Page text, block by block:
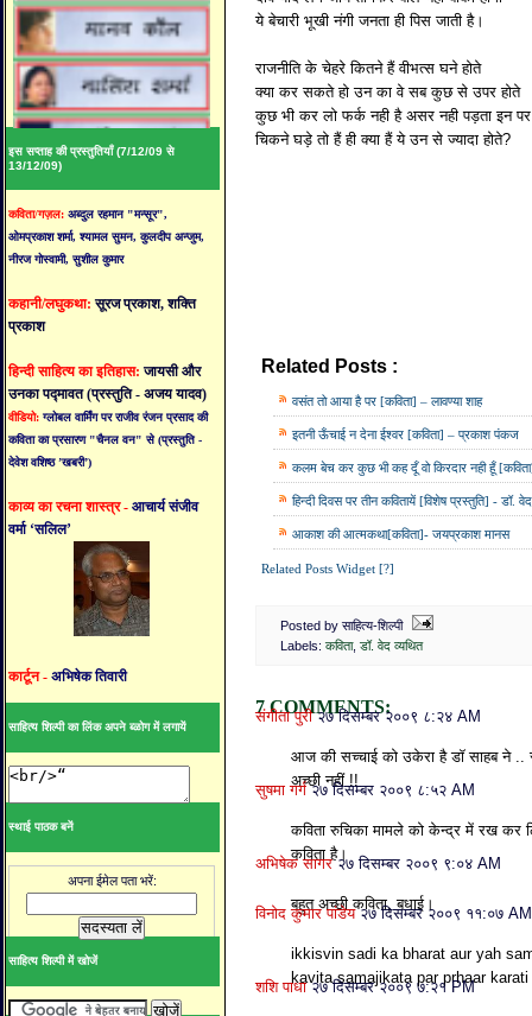
इस सप्ताह की प्रस्तुतियाँ (7/12/09 से
13/12/09)
कविता/गज़ल: अब्दुल रहमान "मन्सूर",
ओमप्रकाश शर्मा, श्यामल सुमन, कुलदीप अन्जुम,
नीरज गोस्वामी, सुशील कुमार
कहानी/लघुकथा:सूरज प्रकाश, शक्ति
प्रकाश
हिन्दी साहित्य का इतिहास:जायसी और
उनका पद्मावत (प्रस्तुति - अजय यादव)
वीडियो: ग्लोबल वार्मिंग पर राजीव रंजन प्रसाद की
कविता का प्रसारण "चैनल वन" से (प्रस्तुति -
देवेश वशिष्ठ ’खबरी’)
काव्य का रचना शास्त्र - आचार्य संजीव
वर्मा ‘सलिल’
कार्टून - अभिषेक तिवारी
साहित्य शिल्पी का लिंक अपने ब्ळोग में लगायें
स्थाई पाठक बनें
अपना ईमेल पता भरें:
साहित्य शिल्पी में खोजें
ये बेचारी भूखी नंगी जनता ही पिस जाती है।
राजनीति के चेहरे कितने हैं वीभत्स घने होते
क्या कर सकते हो उन का वे सब कुछ से उपर होते
कुछ भी कर लो फर्क नही है असर नही पड़ता इन पर
चिकने घड़े तो हैं ही क्या हैं ये उन से ज्यादा होते?
Related Posts :
वसंत तो आया है पर [कविता] – लावण्या शाह
इतनी ऊँचाई न देना ईश्वर [कविता] – प्रकाश पंकज
कलम बेच कर कुछ भी कह दूँ वो किरदार नही हूँ
हिन्दी दिवस पर तीन कवितायें [विशेष प्रस्तुति] - डॉ.
आकाश की आत्मकथा[कविता]- जयप्रकाश मानस
Related Posts Widget [?]
Posted by साहित्य-शिल्पी
Labels: कविता, डॉ. वेद व्यथित
7 COMMENTS:
संगीता पुरी २७ दिसम्बर २००९ ८:२४ AM
आज की सच्‍चाई को उकेरा है डॉ साहब ने
अच्‍छी नहीं !!
सुषमा गर्ग २७ दिसम्बर २००९ ८:५२ AM
कविता रुचिका मामले को केन्द्र में रख कर
कविता है।
अभिषेक सागर २७ दिसम्बर २००९ ९:०४ AM
बहुत अच्छी कविता, बधाई।
विनोद कुमार पांडेय २७ दिसम्बर २००९ ११:०७ AM
ikkisvin sadi ka bharat aur yah
kavita samajikata par prhaar
शशि पाधा२७ दिसम्बर २००९ ७:२१ PM